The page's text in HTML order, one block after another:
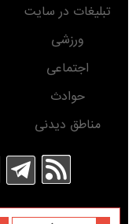
تبلیغات در سایت
ورزشی
اجتماعی
حوادث
مناطق دیدنی